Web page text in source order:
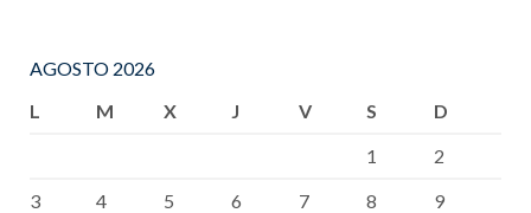
AGOSTO 2026
L
M X J V S
D
1
2
3
4 5 6 7 8
9